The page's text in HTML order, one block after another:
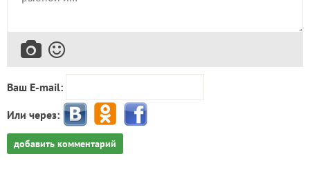
Ваш E-mail:
Или через:
добавить комментарий